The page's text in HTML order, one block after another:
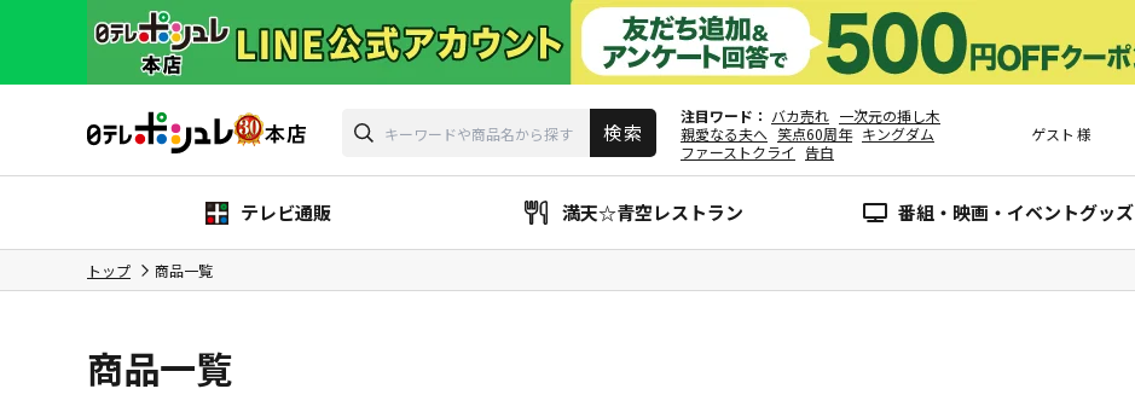
注目ワード バカ売れ 一次元の挿し木
親愛なる夫へ 笑点60周年 キングダム
ファーストクライ
告白
ゲスト 様
テレビ通販 満天☆青空レストラン 番組・映画・イベントグッズ
トップ 商品一覧
商品一覧